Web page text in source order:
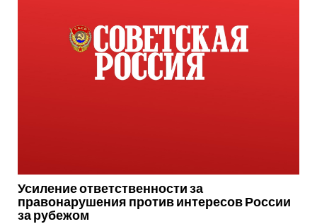
Усиление ответственности за
правонарушения против интересов России
за рубежом